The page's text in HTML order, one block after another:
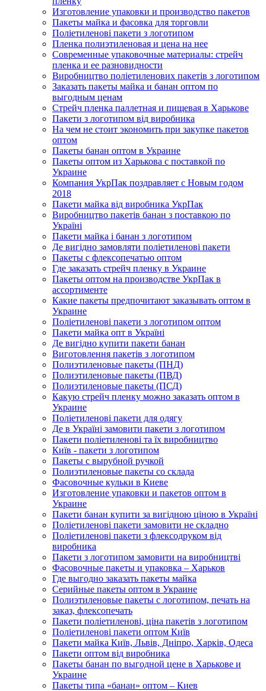
Изготовление упаковки и производство пакетов
Пакеты майка и фасовка для торговли
Поліетиленові пакети з логотипом
Пленка полиэтиленовая и цена на нее
Современные упаковочные материалы: стрейч
пленка и ее разновидности
Виробництво поліетиленових пакетів з логотипом
Заказать пакеты майка и банан оптом по
выгодным ценам
Стрейч пленка паллетная и пищевая в Харькове
Пакети з логотипом від виробника
На чем не стоит экономить при закупке пакетов
оптом
Пакеты банан оптом в Украине
Пакеты оптом из Харькова с поставкой по
Украине
Компания УкрПак поздравляет с Новым годом
2018
Пакети майка від виробника УкрПак
Виробництво пакетів банан з поставкою по
Україні
Пакети майка і банан з логотипом
Де вигідно замовляти поліетиленові пакети
Пакеты с флексопечатью оптом
Где заказать стрейч пленку в Украине
Пакеты оптом на производстве УкрПак в
ассортименте
Какие пакеты предпочитают заказывать оптом в
Украине
Поліетиленові пакети з логотипом оптом
Пакети майка опт в Україні
Де вигідно купити пакети банан
Виготовлення пакетів з логотипом
Полиэтиленовые пакеты (ПНД)
Полиэтиленовые пакеты (ПВД)
Полиэтиленовые пакеты (ПСД)
Какую стрейч пленку можно заказать оптом в
Украине
Поліетиленові пакети для одягу
Де в Україні замовити пакети з логотипом
Пакети поліетиленові та їх виробництво
Київ - пакети з логотипом
Пакеты с вырубной ручкой
Полиэтиленовые пакеты со склада
Фасовочные кульки в Киеве
Изготовление упаковки и пакетов оптом в
Украине
Пакети банан купити за вигідною ціною в Україні
Поліетиленові пакети замовити не складно
Поліетиленові пакети з флексодруком від
виробника
Пакети з логотипом замовити на виробництві
Фасовочные пакеты и упаковка – Харьков
Где выгодно заказать пакеты майка
Серийные пакеты оптом в Украине
Полиэтиленовые пакеты с логотипом, печать на
заказ, флексопечать
Пакети поліетиленові, ціна пакетів з логотипом
Поліетиленові пакети оптом Київ
Пакети майка Київ, Львів, Дніпро, Харків, Одеса
Пакети оптом від виробника
Пакеты банан по выгодной цене в Харькове и
Украине
Пакеты типа «банан» оптом – Киев